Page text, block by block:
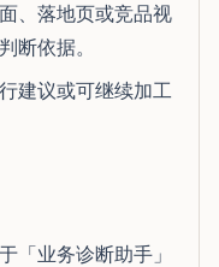
、落地页或竞品视
断依据。
建议或可继续加工
「业务诊断助手」